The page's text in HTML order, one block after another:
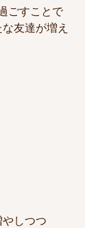
ごすことで
友達が増え
しつつ